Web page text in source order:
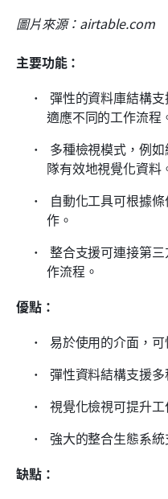
圖片來源：airtable.com
主要功能：
彈性的資料庫結構
適應不同的工作流程
多種檢視模式，例
隊有效地視覺化資料
自動化工具可根據
作。
整合支援可連接第
作流程。
優點：
易於使用的介面，
彈性資料結構支援多
視覺化檢視可提升
強大的整合生態系
缺點：